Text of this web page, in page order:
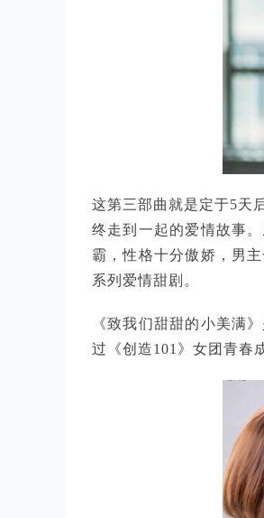
这第三部曲就是定于5天
终走到一起的爱情故事
霸，性格十分傲娇，男
系列爱情甜剧。
《致我们甜甜的小美满
过《创造101》女团青春